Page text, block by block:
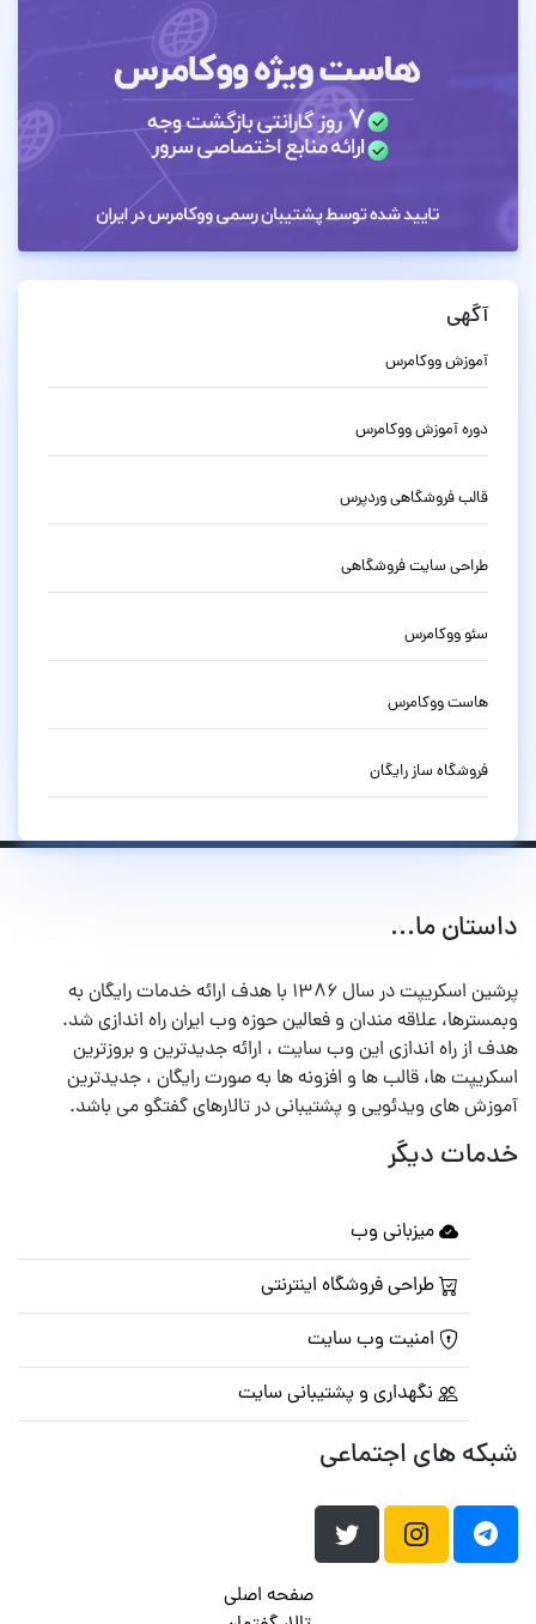
آگهی
آموزش ووکامرس
دوره آموزش ووکامرس
قالب فروشگاهی وردپرس
طراحی سایت فروشگاهی
سئو ووکامرس
هاست ووکامرس
فروشگاه ساز رایگان
داستان ما...
پرشین اسکریپت در سال ۱۳۸۶ با هدف ارائه خدمات رایگان به
وبمسترها، علاقه مندان و فعالین حوزه وب ایران راه اندازی شد.
هدف از راه اندازی این وب سایت ، ارائه جدیدترین و بروزترین
اسکریپت ها، قالب ها و افزونه ها به صورت رایگان ، جدیدترین
آموزش های ویدئویی و پشتیبانی در تالارهای گفتگو می باشد.
خدمات دیگر
میزبانی وب
طراحی فروشگاه اینترنتی
امنیت وب سایت
نگهداری و پشتیبانی سایت
شبکه های اجتماعی
صفحه اصلی